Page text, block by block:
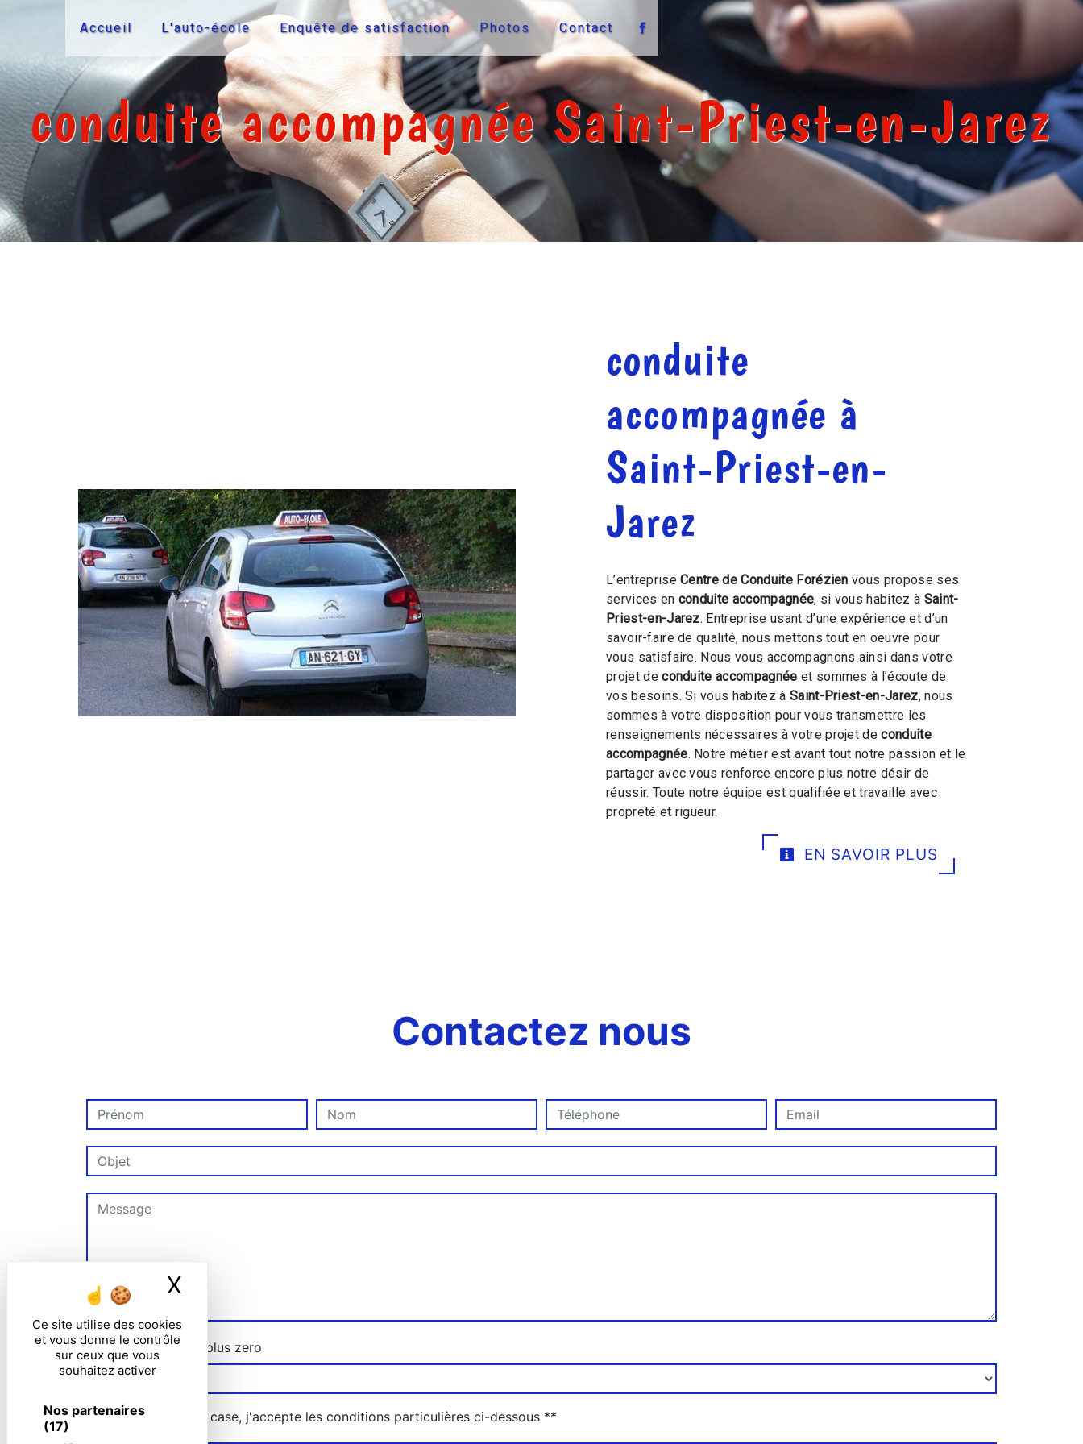
Ce site utilise des cookies
et vous donne le contrôle
sur ceux que vous
souhaitez activer
Nos partenaires
(17)
X
Accueil L'auto-école Enquête de satisfaction Photos Contact
conduite accompagnée Saint-Priest-en-Jarez
conduite
accompagnée à
Saint-Priest-en-
Jarez
L’entrepriseCentre de Conduite Forézien vous propose ses
services en conduite accompagnée, si vous habitez à Saint-
Priest-en-Jarez. Entreprise usant d’une expérience et d’un
savoir-faire de qualité, nous mettons tout en oeuvre pour
vous satisfaire. Nous vous accompagnons ainsi dans votre
projet deconduite accompagnée et sommes à l’écoute de
vos besoins. Si vous habitez à Saint-Priest-en-Jarez, nous
sommes à votre disposition pour vous transmettre les
renseignements nécessaires à votre projet deconduite
accompagnée. Notre métier est avant tout notre passion et le
partager avec vous renforce encore plus notre désir de
réussir. Toute notre équipe est qualifiée et travaille avec
propreté et rigueur.
EN SAVOIR PLUS
Contactez nous
Combien font trois plus zero
En cochant cette case, j'accepte les conditions particulières ci-dessous **